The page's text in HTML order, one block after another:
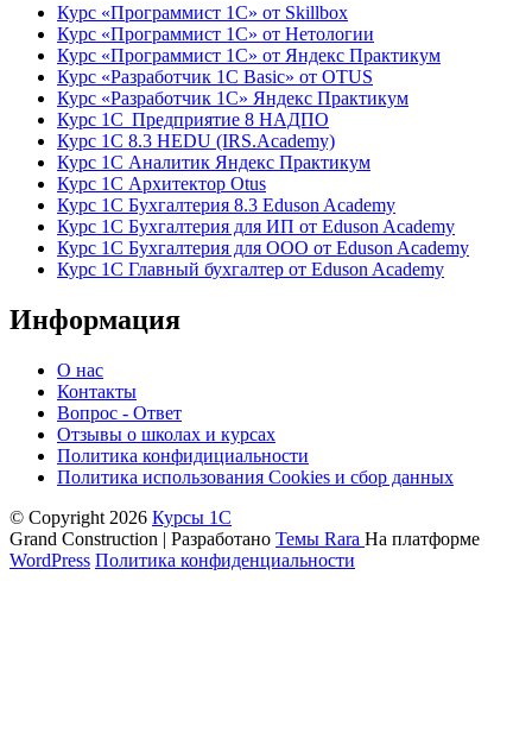
Курс «Программист 1С» от Skillbox
Курс «Программист 1С» от Нетологии
Курс «Программист 1С» от Яндекс Практикум
Курс «Разработчик 1С Basic» от OTUS
Курс «Разработчик 1С» Яндекс Практикум
Курс 1С Предприятие 8 НАДПО
Курс 1С 8.3 HEDU (IRS.Academy)
Курс 1С Аналитик Яндекс Практикум
Курс 1С Архитектор Otus
Курс 1С Бухгалтерия 8.3 Eduson Academy
Курс 1С Бухгалтерия для ИП от Eduson Academy
Курс 1С Бухгалтерия для ООО от Eduson Academy
Курс 1С Главный бухгалтер от Eduson Academy
Информация
О нас
Контакты
Вопрос - Ответ
Отзывы о школах и курсах
Политика конфидициальности
Политика использования Cookies и сбор данных
© Copyright 2026 Курсы 1С
Grand Construction | Разработано Темы Rara На платформе
WordPress Политика конфиденциальности